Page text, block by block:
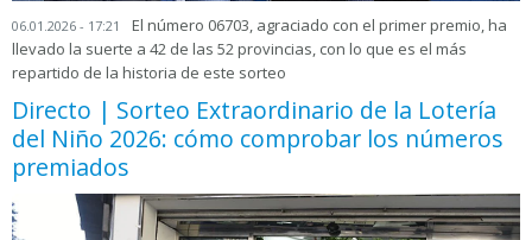
06.01.2026 - 17:21
El número 06703, agraciado con el primer premio, ha
llevado la suerte a 42 de las 52 provincias, con lo que es el más
repartido de la historia de este sorteo
Directo | Sorteo Extraordinario de la Lotería
del Niño 2026: cómo comprobar los números
premiados